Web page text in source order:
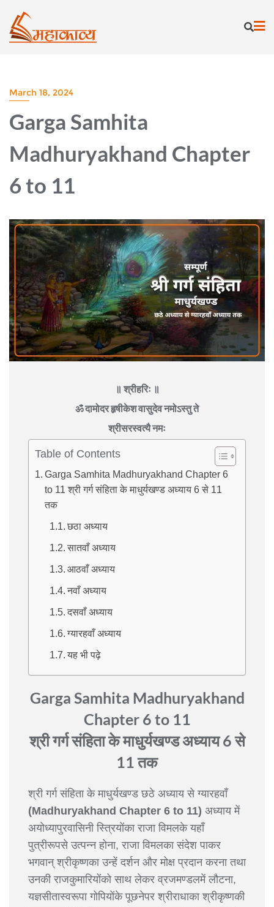
content
March 18, 2024
Garga Samhita
Madhuryakhand Chapter
6 to 11
॥ श्रीहरिः ॥
ॐ दामोदर हृषीकेश वासुदेव नमोऽस्तु ते
श्रीसरस्वत्यै नमः
Table of Contents
Garga Samhita Madhuryakhand Chapter 6
to 11 श्री गर्ग संहिता के माधुर्यखण्ड अध्याय 6 से 11
तक
छठा अध्याय
सातवाँ अध्याय
आठवाँ अध्याय
नवाँ अध्याय
दसवाँ अध्याय
ग्यारहवाँ अध्याय
यह भी पढ़े
Garga Samhita Madhuryakhand
Chapter 6 to 11
श्री गर्ग संहिता के माधुर्यखण्ड अध्याय 6 से
11 तक
श्री गर्ग संहिता के माधुर्यखण्ड छठे अध्याय से ग्यारहवाँ
(Madhuryakhand Chapter 6 to 11) अध्याय में
अयोध्यापुरवासिनी स्त्रियोंका राजा विमलके यहाँ
पुत्रीरूपसे उत्पन्न होना, राजा विमलका संदेश पाकर
भगवान् श्रीकृष्णका उन्हें दर्शन और मोक्ष प्रदान करना तथा
उनकी राजकुमारियोंको साथ लेकर व्रजमण्डलमें लौटना,
यज्ञसीतास्वरूपा गोपियोंके पूछनेपर श्रीराधाका श्रीकृष्णकी